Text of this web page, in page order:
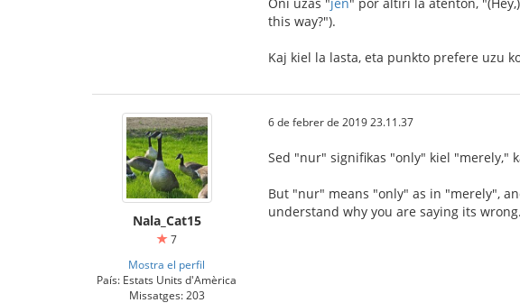
this way?").
Kaj kiel la lasta, eta punkto prefere uzu
Nala_Cat15
7
Mostra el perfil
País: Estats Units d'Amèrica
Missatges: 203
6 de febrer de 2019 23.11.37
Sed "nur" signifikas "only" kiel "merely,"
But "nur" means "only" as in "merely",
understand why you are saying its wrong.